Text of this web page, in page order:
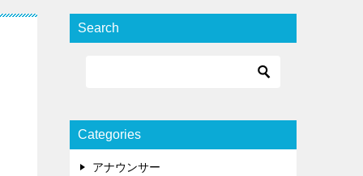
Search
Categories
アナウンサー